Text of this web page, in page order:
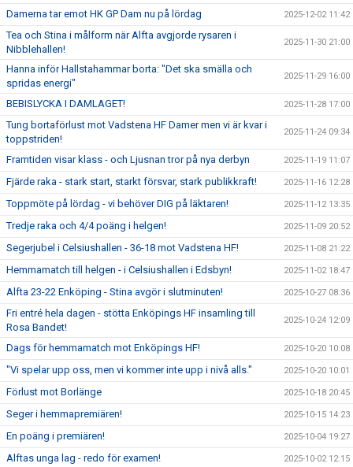
Damerna tar emot HK GP Dam nu på lördag 2025-12-02 11:42
Tea och Stina i målform när Alfta avgjorde rysaren i
Nibblehallen!
2025-11-30 21:00
Hanna inför Hallstahammar borta: "Det ska smälla och
spridas energi"
2025-11-29 16:00
BEBISLYCKA I DAMLAGET! 2025-11-28 17:00
Tung bortaförlust mot Vadstena HF Damer men vi är kvar i
toppstriden!
2025-11-24 09:34
Framtiden visar klass - och Ljusnan tror på nya derbyn 2025-11-19 11:07
Fjärde raka - stark start, starkt försvar, stark publikkraft! 2025-11-16 12:28
Toppmöte på lördag - vi behöver DIG på läktaren! 2025-11-12 13:35
Tredje raka och 4/4 poäng i helgen! 2025-11-09 20:52
Segerjubel i Celsiushallen - 36-18 mot Vadstena HF! 2025-11-08 21:22
Hemmamatch till helgen - i Celsiushallen i Edsbyn! 2025-11-02 18:47
Alfta 23-22 Enköping - Stina avgör i slutminuten! 2025-10-27 08:36
Fri entré hela dagen - stötta Enköpings HF insamling till
Rosa Bandet!
2025-10-24 12:09
Dags för hemmamatch mot Enköpings HF! 2025-10-20 10:08
"Vi spelar upp oss, men vi kommer inte upp i nivå alls." 2025-10-20 10:01
Förlust mot Borlänge 2025-10-18 20:45
Seger i hemmapremiären! 2025-10-15 14:23
En poäng i premiären! 2025-10-04 19:27
Alftas unga lag - redo för examen! 2025-10-02 12:15